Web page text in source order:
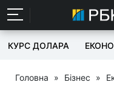
КУРС ДОЛАРА
Головна » Бізнес »